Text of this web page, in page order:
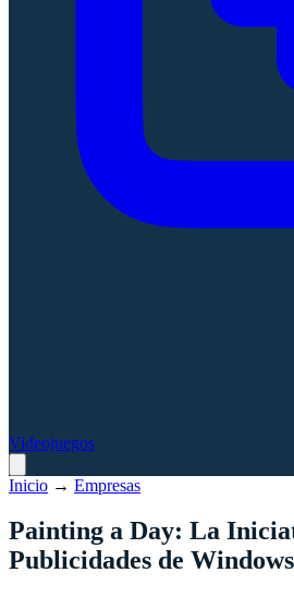
Videojuegos
Inicio → Empresas
Painting a Day: La
Publicidades de